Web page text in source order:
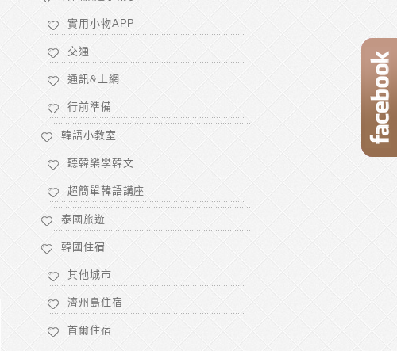
實用小物APP
交通
通訊&上網
行前準備
韓語小教室
聽韓樂學韓文
超簡單韓語講座
泰國旅遊
韓國住宿
其他城市
濟州島住宿
首爾住宿